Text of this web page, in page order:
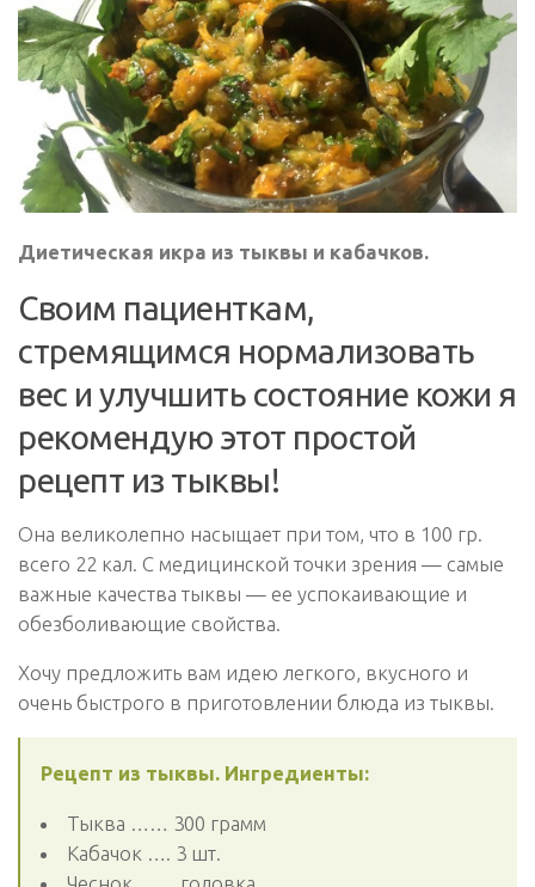
Диетическая икра из тыквы и кабачков.
Своим пациенткам,
стремящимся нормализовать
вес и улучшить состояние кожи я
рекомендую этот простой
рецепт из тыквы!
Она великолепно насыщает при том, что в 100 гр.
всего 22 кал. С медицинской точки зрения — самые
важные качества тыквы — ее успокаивающие и
обезболивающие свойства.
Хочу предложить вам идею легкого, вкусного и
очень быстрого в приготовлении блюда из тыквы.
Рецепт из тыквы. Ингредиенты:
Тыква …… 300 грамм
Кабачок …. 3 шт.
Чеснок …… головка